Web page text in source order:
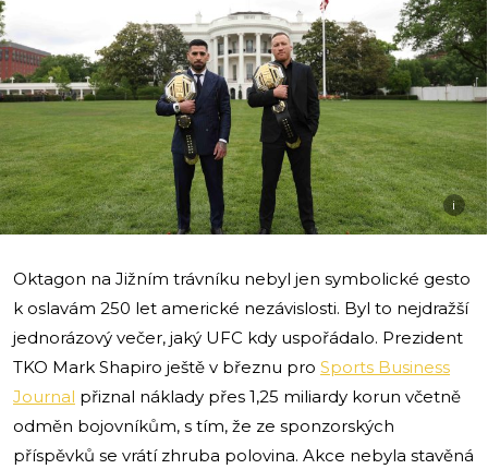
i
Oktagon na Jižním trávníku nebyl jen symbolické gesto
k oslavám 250 let americké nezávislosti. Byl to nejdražší
jednorázový večer, jaký UFC kdy uspořádalo. Prezident
TKO Mark Shapiro ještě v březnu pro Sports Business
Journal přiznal náklady přes 1,25 miliardy korun včetně
odměn bojovníkům, s tím, že ze sponzorských
příspěvků se vrátí zhruba polovina. Akce nebyla stavěná